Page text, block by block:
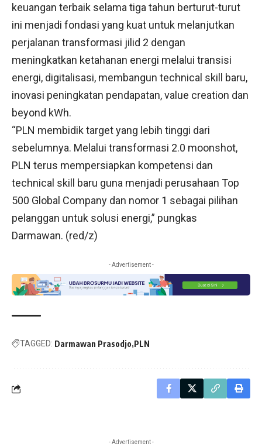
keuangan terbaik selama tiga tahun berturut-turut
ini menjadi fondasi yang kuat untuk melanjutkan
perjalanan transformasi jilid 2 dengan
meningkatkan ketahanan energi melalui transisi
energi, digitalisasi, membangun technical skill baru,
inovasi peningkatan pendapatan, value creation dan
beyond kWh.
“PLN membidik target yang lebih tinggi dari
sebelumnya. Melalui transformasi 2.0 moonshot,
PLN terus mempersiapkan kompetensi dan
technical skill baru guna menjadi perusahaan Top
500 Global Company dan nomor 1 sebagai pilihan
pelanggan untuk solusi energi,” pungkas
Darmawan. (red/z)
- Advertisement -
TAGGED: Darmawan Prasodjo PLN
- Advertisement -